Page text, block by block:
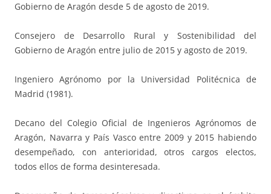
Gobierno de Aragón desde 5 de agosto de 2019.
Consejero de Desarrollo Rural y Sostenibilidad del
Gobierno de Aragón entre julio de 2015 y agosto de 2019.
Ingeniero Agrónomo por la Universidad Politécnica de
Madrid (1981).
Decano del Colegio Oficial de Ingenieros Agrónomos de
Aragón, Navarra y País Vasco entre 2009 y 2015 habiendo
desempeñado, con anterioridad, otros cargos electos,
todos ellos de forma desinteresada.